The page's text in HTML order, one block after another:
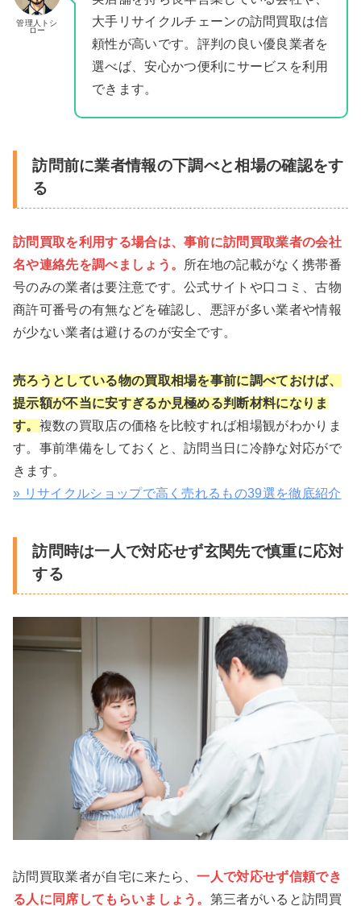
管理人トシ
ロー
大手リサイクルチェーンの訪問買取は信
頼性が高いです。評判の良い優良業者を
選べば、安心かつ便利にサービスを利用
できます。
訪問前に業者情報の下調べと相場の確認をす
る
訪問買取を利用する場合は、事前に訪問買取業者の会社
名や連絡先を調べましょう。
所在地の記載がなく携帯番
号のみの業者は要注意です。公式サイトや口コミ、古物
商許可番号の有無などを確認し、悪評が多い業者や情報
が少ない業者は避けるのが安全です。
売ろうとしている物の買取相場を事前に調べておけば、
提示額が不当に安すぎるか見極める判断材料になりま
す。 複数の買取店の価格を比較すれば相場観がわかりま
す。事前準備をしておくと、訪問当日に冷静な対応がで
きます。
» リサイクルショップで高く売れるもの39選を徹底紹介
訪問時は一人で対応せず玄関先で慎重に応対
する
訪問買取業者が自宅に来たら、一人で対応せず信頼でき
る人に同 席してもらいましょう。 第三者がいると訪問買